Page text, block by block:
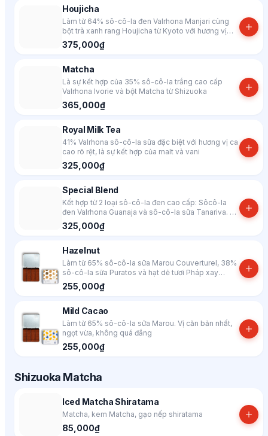
Houjicha
Làm từ 64% sô-cô-la đen Valrhona Manjari cùng
bột trà xanh rang Houjicha từ Kyoto với hương vị
đậm bùi sâu lắng
375,000₫
Matcha
Là sự kết hợp của 35% sô-cô-la trắng cao cấp
Valrhona Ivorie và bột Matcha từ Shizuoka
365,000₫
Royal Milk Tea
41% Valrhona sô-cô-la sữa đặc biệt với hương vị ca
cao rõ rệt, là sự kết hợp của malt và vani
325,000₫
Special Blend
Kết hợp từ 2 loại sô-cô-la đen cao cấp: Sôcô-la
đen Valrhona Guanaja và sô-cô-la sữa Tanariva. Vị
đắng đậm, thơm, thoáng chút vị trái cây, cà phê và
hoa
325,000₫
Hazelnut
Làm từ 65% sô-cô-la sữa Marou Couverturel, 38%
sô-cô-la sữa Puratos và hạt dẻ tươi Pháp xay
nhuyễn
255,000₫
Mild Cacao
Làm từ 65% sô-cô-la sữa Marou. Vị căn bản nhất,
ngọt vừa, không quá đắng
255,000₫
Shizuoka Matcha
Iced Matcha Shiratama
Matcha, kem Matcha, gạo nếp shiratama
85,000₫